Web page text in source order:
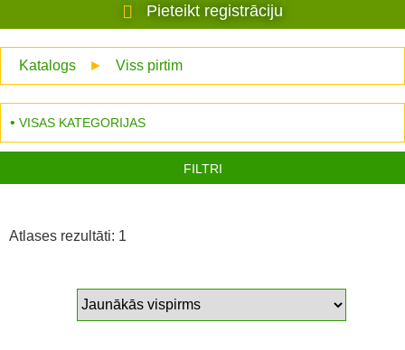
Pieteikt registrāciju
Katalogs ► Viss pirtim
VISAS KATEGORIJAS
FILTRI
Atlases rezultāti: 1